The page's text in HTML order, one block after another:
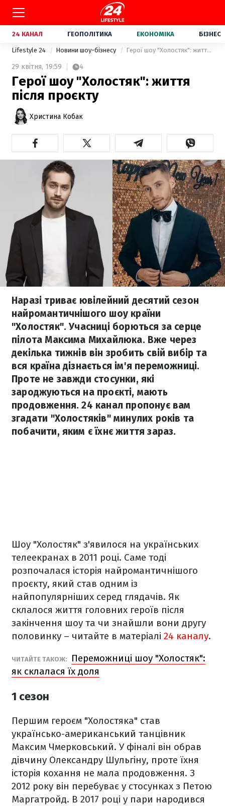
24 КАНАЛ ГЕОПОЛІТИКА ЕКОНОМІКА БІЗНЕС
Lifestyle 24 Новини шоу-бізнесу Герої шоу "Холостяк": життя після проєкту
29 квітня, 19:59 4
Герої шоу "Холостяк": життя
після проєкту
Христина Кобак
Наразі триває ювілейний десятий сезон
найромантичнішого шоу країни
"Холостяк". Учасниці борються за серце
пілота Максима Михайлюка. Вже через
декілька тижнів він зробить свій вибір та
вся країна дізнається ім'я переможниці.
Проте не завжди стосунки, які
зароджуються на проєкті, мають
продовження. 24 канал пропонує вам
згадати "Холостяків" минулих років та
побачити, яким є їхнє життя зараз.
Шоу "Холостяк" з'явилося на українських
телеекранах в 2011 році. Саме тоді
розпочалася історія найромантичнішого
проєкту, який став одним із
найпопулярніших серед глядачів. Як
склалося життя головних героїв після
закінчення шоу та чи знайшли вони другу
половинку – читайте в матеріалі 24 каналу.
ЧИТАЙТЕ ТАКОЖ:
Переможниці шоу "Холостяк":
як склалася їх доля
1 сезон
Першим героєм "Холостяка" став
українсько-американський танцівник
Максим Чмерковський. У фіналі він обрав
дівчину Олександру Шульгіну, проте їхня
історія кохання не мала продовження. З
2012 року він перебуває у стосунках з Петою
Маргатройд. В 2017 році у пари народився